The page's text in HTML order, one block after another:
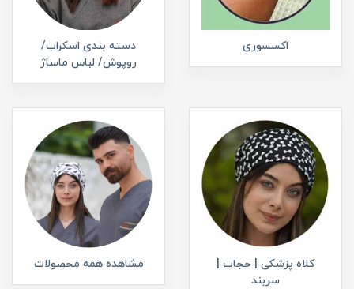
اکسسوری
دسته بندی اسکراب/
روپوش/ لباس ماساژ
کلاه پزشکی | حجاب |
سربند
مشاهده همه محصولات